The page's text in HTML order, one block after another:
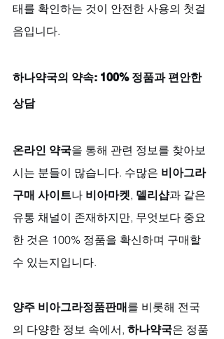
태를 확인하는 것이 안전한 사용의 첫걸
음입니다.
하나약국의 약속: 100% 정품과 편안한
상담
온라인 약국을 통해 관련 정보를 찾아보
시는 분들이 많습니다. 수많은 비아그라
구매 사이트나 비아마켓, 델리샵과 같은
유통 채널이 존재하지만, 무엇보다 중요
한 것은 100% 정품을 확신하며 구매할
수 있는지입니다.
양주 비아그라정품판매를 비롯해 전국
의 다양한 정보 속에서, 하나약국은 정품